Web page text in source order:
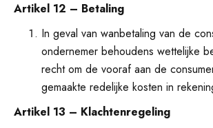
Artikel 12 – Betaling
In geval van wanbetaling van de
ondernemer behoudens wettelijke
recht om de vooraf aan de
gemaakte redelijke kosten in
Artikel 13 – Klachtenregeling